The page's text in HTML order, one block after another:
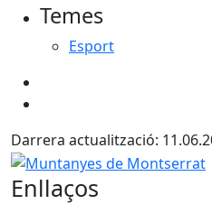
Temes
Esport
Darrera actualització:
Muntanyes de Montserrat
Enllaços